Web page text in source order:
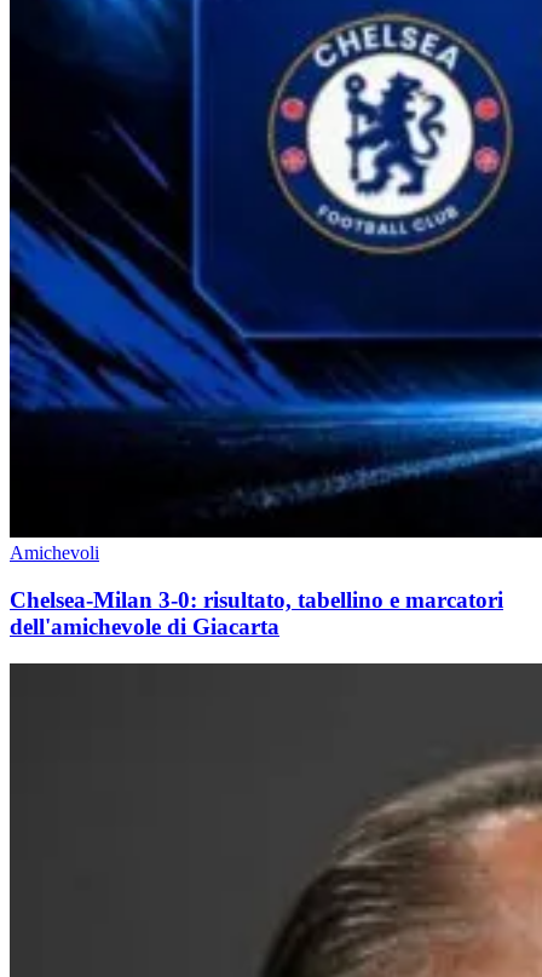
Amichevoli
Chelsea-Milan 3-0: risultato, tabellino e marcatori
dell'amichevole di Giacarta